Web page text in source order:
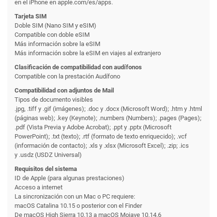
en el iPhone en apple.com/es/apps.
Tarjeta SIM
Doble SIM (Nano SIM y eSIM)
Compatible con doble eSIM
Más información sobre la eSIM
Más información sobre la eSIM en viajes al extranjero
Clasificación de compati­bilidad con audífonos
Compatible con la prestación Audífono
Compati­bilidad con adjuntos de Mail
Tipos de documento visibles
.jpg, .tiff y .gif (imágenes); .doc y .docx (Microsoft Word); .htm y .html
(páginas web); .key (Keynote); .numbers (Numbers); .pages (Pages);
.pdf (Vista Previa y Adobe Acrobat); .ppt y .pptx (Microsoft
PowerPoint); .txt (texto); .rtf (formato de texto enriquecido); .vcf
(información de contacto); .xls y .xlsx (Microsoft Excel); .zip; .ics
y .usdz (USDZ Universal)
Requisitos del sistema
ID de Apple (para algunas prestaciones)
Acceso a internet
La sincronización con un Mac o PC requiere:
macOS Catalina 10.15 o posterior con el Finder
De macOS High Sierra 10.13 a macOS Mojave 10.14.6